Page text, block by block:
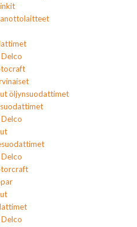
öljynsuodattimet